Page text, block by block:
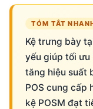
TÓM TẮT
Kệ trưng bày
yếu giúp tối
tăng hiệu suất
POS cung cấp
kệ POSM đạt